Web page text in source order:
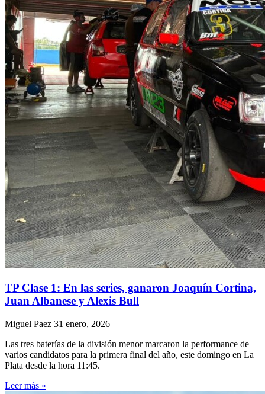
TP Clase 1: En las series, ganaron Joaquín Cortina,
Juan Albanese y Alexis Bull
Miguel Paez 31 enero, 2026
Las tres baterías de la división menor marcaron la performance de
varios candidatos para la primera final del año, este domingo en La
Plata desde la hora 11:45.
Leer más »